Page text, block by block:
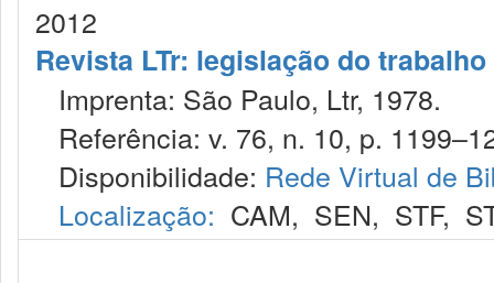
2012
Revista LTr: legislação do trabalho
Imprenta: São Paulo, Ltr, 1978.
Referência: v. 76, n. 10, p.
Disponibilidade: Rede Virtual de
Localização: CAM, SEN, STF,